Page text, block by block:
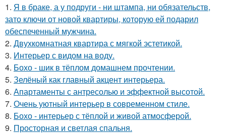
1. Я в браке, а у подруги - ни штампа, ни обязательств,
зато ключи от новой квартиры, которую ей подарил
обеспеченный мужчина.
2. Двухкомнатная квартира с мягкой эстетикой.
3. Интерьер с видом на воду.
4. Бохо - шик в тёплом домашнем прочтении.
5. Зелёный как главный акцент интерьера.
6. Апартаменты с антресолью и эффектной высотой.
7. Очень уютный интерьер в современном стиле.
8. Бохо - интерьер с тёплой и живой атмосферой.
9. Просторная и светлая спальня.